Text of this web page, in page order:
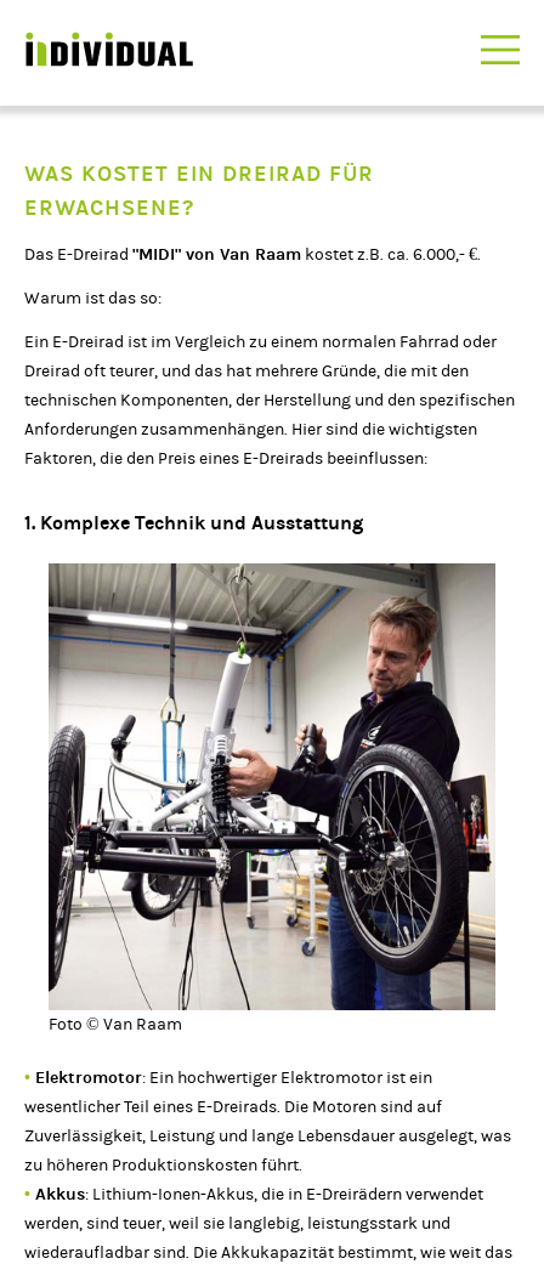
WAS KOSTET EIN DREIRAD FÜR
ERWACHSENE?
Das E-Dreirad "MIDI" von Van Raam kostet z.B. ca. 6.000,- €.
Warum ist das so:
Ein E-Dreirad ist im Vergleich zu einem normalen Fahrrad oder
Dreirad oft teurer, und das hat mehrere Gründe, die mit den
technischen Komponenten, der Herstellung und den spezifischen
Anforderungen zusammenhängen. Hier sind die wichtigsten
Faktoren, die den Preis eines E-Dreirads beeinflussen:
1. Komplexe Technik und Ausstattung
Foto © Van Raam
• Elektromotor: Ein hochwertiger Elektromotor ist ein
wesentlicher Teil eines E-Dreirads. Die Motoren sind auf
Zuverlässigkeit, Leistung und lange Lebensdauer ausgelegt, was
zu höheren Produktionskosten führt.
• Akkus: Lithium-Ionen-Akkus, die in E-Dreirädern verwendet
werden, sind teuer, weil sie langlebig, leistungsstark und
wiederaufladbar sind. Die Akkukapazität bestimmt, wie weit das